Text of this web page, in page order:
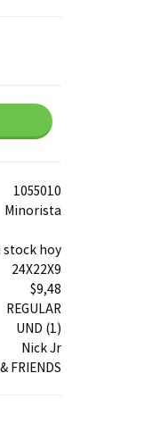
1055010
Minorista
stock hoy
24X22X9
$9,48
REGULAR
UND (1)
Nick Jr
FRIENDS